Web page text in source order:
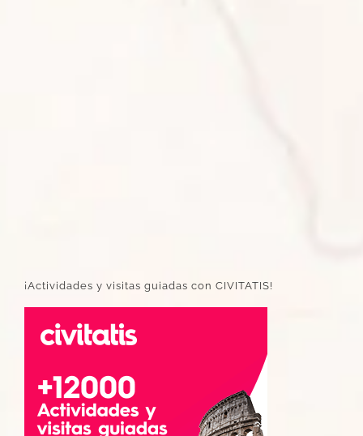
¡Actividades y visitas guiadas con CIVITATIS!